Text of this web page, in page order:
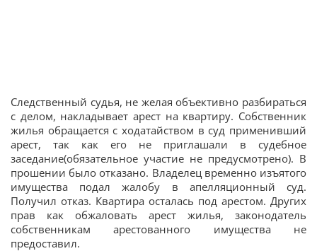
Следственный судья, не желая объективно разбираться
с делом, накладывает арест на квартиру. Собственник
жилья обращается с ходатайством в суд применивший
арест, так как его не приглашали в судебное
заседание(обязательное участие не предусмотрено). В
прошении было отказано. Владелец временно изъятого
имущества подал жалобу в апелляционный суд.
Получил отказ. Квартира осталась под арестом. Других
прав как обжаловать арест жилья, законодатель
собственникам арестованного имущества не
предоставил.